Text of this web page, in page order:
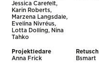
Jessica Carefelt,
Karin Roberts,
Marzena Langsdale,
Evelina Nivréus,
Lotta Dolling, Nina
Tahko
Projektledare
Anna Frick
Retusch
Bsmart